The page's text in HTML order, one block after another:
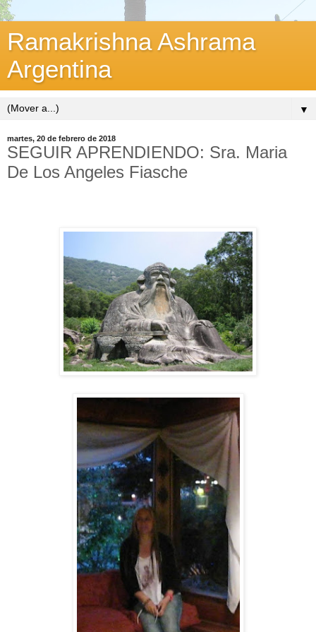
Ramakrishna Ashrama
Argentina
▼
martes, 20 de febrero de 2018
SEGUIR APRENDIENDO: Sra. Maria
De Los Angeles Fiasche